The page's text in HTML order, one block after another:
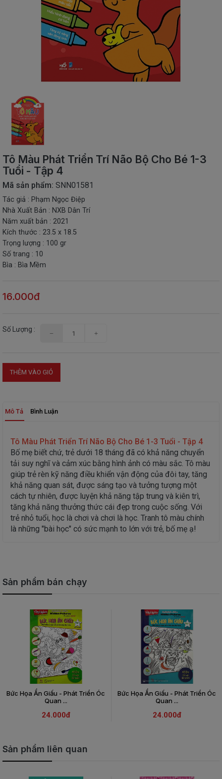
SÁCH
NGỮ
VPP
-
ĐỒ
DÙNG
SINH
TẶNG
-
ĐỒ
CHƠI
THIẾT
BỊ
-
STEM
Tô Màu Phát Triển Trí Não Bộ Cho Bé 1-3
Tuổi - Tập 4
Mã sản phẩm: SNN01581
Tác giả : Phạm Ngọc Điệp
Nhà Xuất Bản : NXB Dân Trí
Năm xuất bản : 2021
Kích thước : 23.5 x 18.5
Trọng lượng : 100 gr
Số trang : 10
Bìa : Bìa Mềm
16.000đ
Số Lượng :
THÊM VÀO GIỎ
Mô Tả Bình Luận
Tô Màu Phát Triển Trí Não Bộ Cho Bé 1-3 Tuổi - Tập 4
Bố mẹ biết chứ, trẻ dưới 18 tháng đã có khả năng chuyển
tải suy nghĩ và cảm xúc bằng hình ảnh có màu sắc. Tô màu
giúp trẻ rèn kỹ năng điều khiển vận động của đôi tay, tăng
khả năng quan sát, được sáng tạo và tưởng tượng một
cách tự nhiên, được luyện khả năng tập trung và kiên trì,
tăng khả năng thưởng thức cái đẹp trong cuộc sống. Với
trẻ nhỏ tuổi, học là chơi và chơi là học. Tranh tô màu chính
là những "bài học" có sức mạnh to lớn với trẻ, bố mẹ ạ!
Sản phẩm bán chạy
Bức Họa Ẩn Giấu - Phát Triển Óc
Quan ...
24.000đ
Bức Họa Ẩn Giấu - Phát Triển Óc
Quan ...
24.000đ
Sản phẩm liên quan